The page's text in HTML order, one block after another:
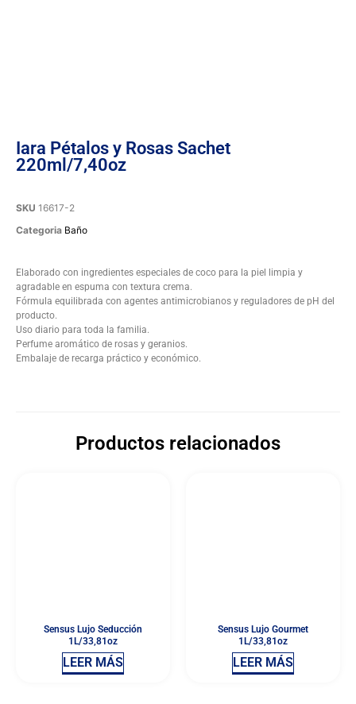
Iara Pétalos y Rosas Sachet
220ml/7,40oz
SKU 16617-2
Categoria Baño
Elaborado con ingredientes especiales de coco para la piel limpia y
agradable en espuma con textura crema.
Fórmula equilibrada con agentes antimicrobianos y reguladores de pH del
producto.
Uso diario para toda la familia.
Perfume aromático de rosas y geranios.
Embalaje de recarga práctico y económico.
Productos relacionados
Sensus Lujo Seducción
1L/33,81oz
LEER MÁS
Sensus Lujo Gourmet
1L/33,81oz
LEER MÁS